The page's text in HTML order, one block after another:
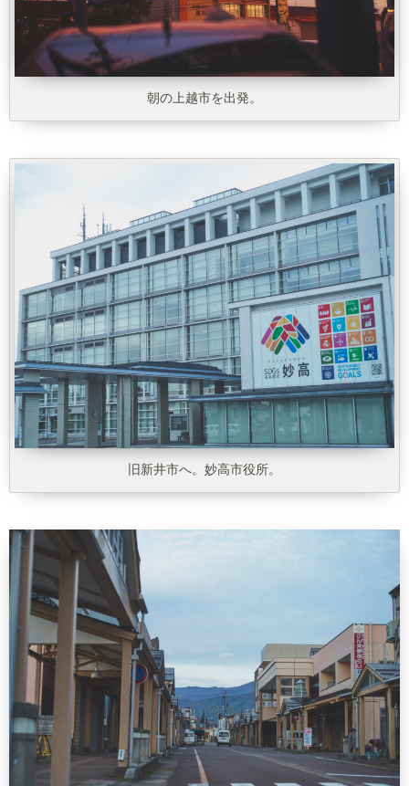
朝の上越市を出発。
旧新井市へ。妙高市役所。